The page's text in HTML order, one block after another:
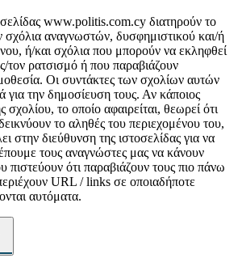
www.politis.com.cy διατηρούν το
σχόλια αναγνωστών, δυσφημιστικού και/ή
ή/και σχόλια που μπορούν να εκληφθεί
τον ρατσισμό ή που παραβιάζουν
Οι συντάκτες των σχολίων αυτών
για την δημοσίευση τους. Αν κάποιος
το οποίο αφαιρείται, θεωρεί ότι
το αληθές του περιεχομένου του,
στην διεύθυνση της ιστοσελίδας για να
τους αναγνώστες μας να κάνουν
ότι παραβιάζουν τους πιο πάνω
URL / links σε οποιαδήποτε
αυτόματα.